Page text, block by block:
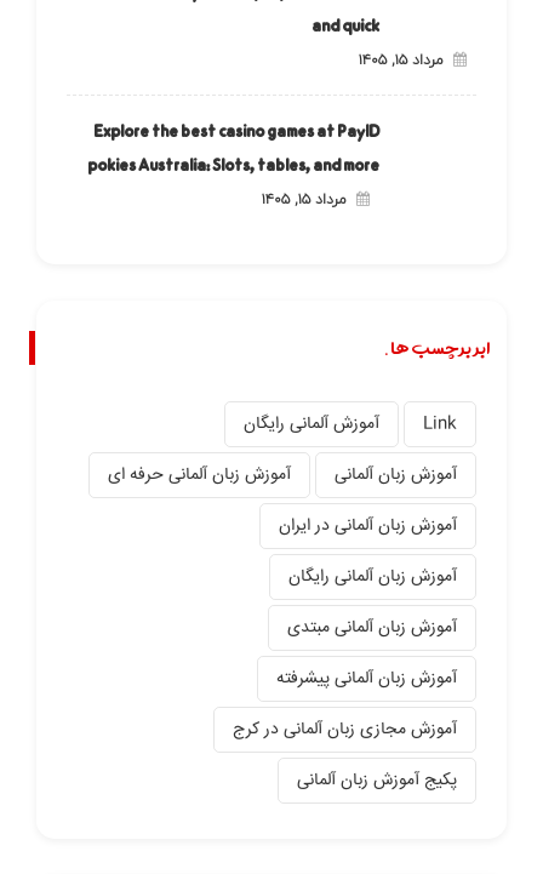
and quick
مرداد ۱۵, ۱۴۰۵
Explore the best casino games at PayID
pokies Australia: Slots, tables, and more
مرداد ۱۵, ۱۴۰۵
ابر برچسب ها.
Link
آموزش آلمانی رایگان
آموزش زبان آلمانی
آموزش زبان آلمانی حرفه ای
آموزش زبان آلمانی در ایران
آموزش زبان آلمانی رایگان
آموزش زبان آلمانی مبتدی
آموزش زبان آلمانی پیشرفته
آموزش مجازی زبان آلمانی در کرج
پکیج آموزش زبان آلمانی